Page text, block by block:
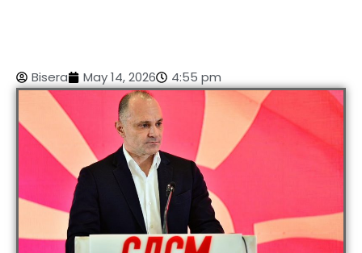
Bisera May 14, 2026 4:55 pm